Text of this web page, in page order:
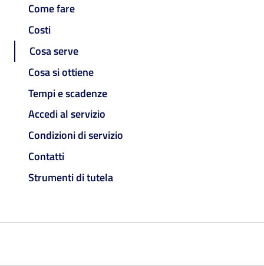
Come fare
Costi
Cosa serve
Cosa si ottiene
Tempi e scadenze
Accedi al servizio
Condizioni di servizio
Contatti
Strumenti di tutela